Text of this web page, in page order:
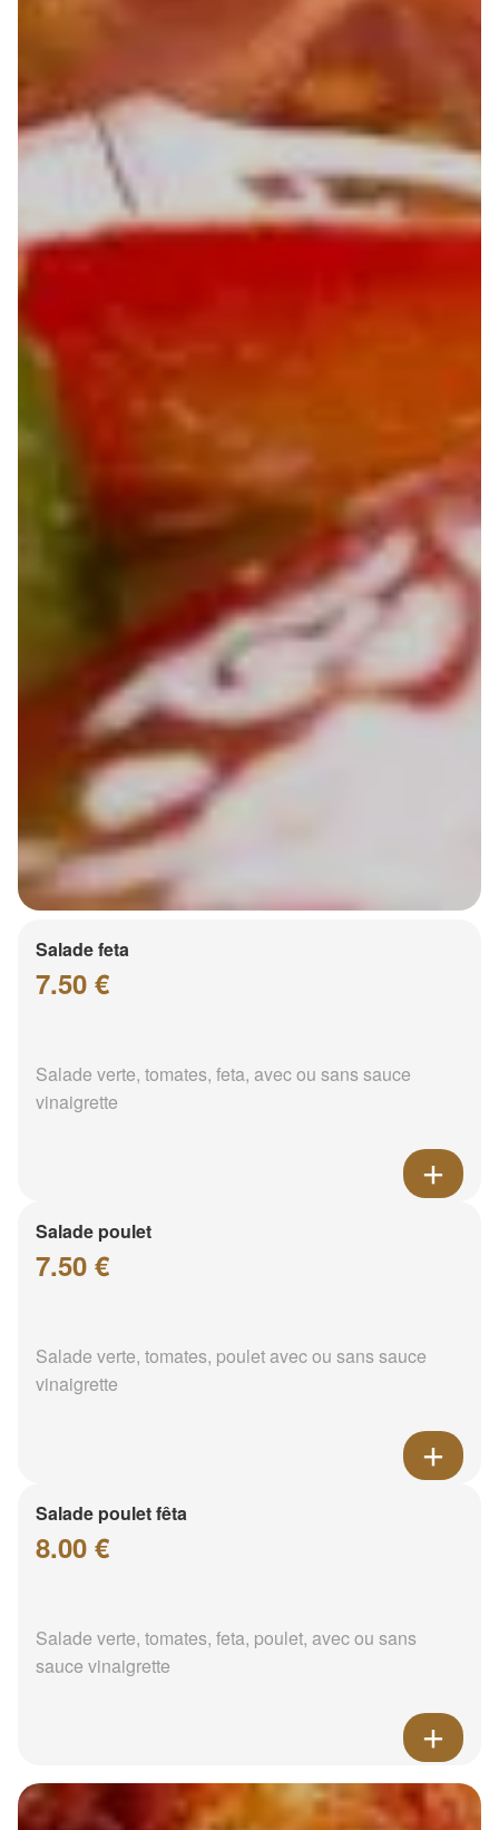
Salade feta
7.50 €
Salade verte, tomates, feta, avec ou sans sauce
vinaigrette
Salade poulet
7.50 €
Salade verte, tomates, poulet avec ou sans sauce
vinaigrette
Salade poulet fêta
8.00 €
Salade verte, tomates, feta, poulet, avec ou sans
sauce vinaigrette